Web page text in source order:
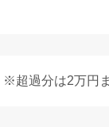
超過分は2万円